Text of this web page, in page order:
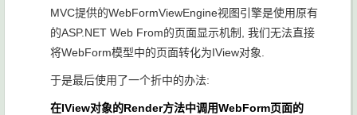
MVC提供的WebFormViewEngine视图引擎是使用原有
的ASP.NET Web From的页面显示机制, 我们无法直接
将WebForm模型中的页面转化为IView对象.
于是最后使用了一个折中的办法:
在IView对象的Render方法中调用WebForm页面的